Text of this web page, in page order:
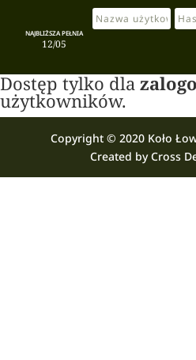
NAJBLIŻSZA PEŁNIA
12/05
Dostęp tylko dla
użytkowników.
Copyright © 2020 Koło
Created by Cross